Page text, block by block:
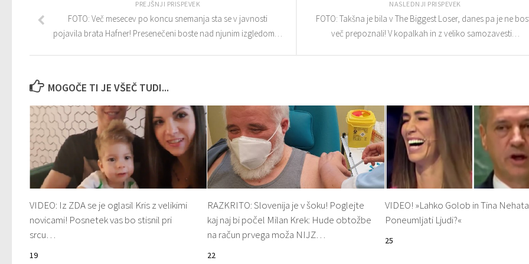
NASLEDNJI PRISPEVEK
FOTO: Takšna je bila v The Biggest Loser, danes pa je ne
več prepoznali! V kopalkah in z veliko samozavesti…
PREJŠNJI PRISPEVEK
FOTO: Več mesecev po koncu snemanja sta se v javnosti
pojavila brata Hafner! Presenečeni boste nad njunim izgledom…
MOGOČE TI JE VŠEČ TUDI...
VIDEO: Iz ZDA se je oglasil Kris z velikimi
novicami! Posnetek vas bo stisnil pri
srcu…
19
RAZKRITO: Slovenija je v šoku! Poglejte
kaj naj bi počel Milan Krek: Hude obtožbe
na račun prvega moža NIJZ…
22
VIDEO! »Lahko Golob in Tina Nehata
Poneumljati Ljudi?«
25